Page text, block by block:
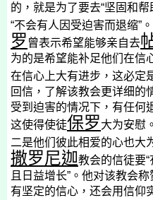
的，就是为了要去“坚固和
“不会有人因受迫害而退缩”
罗 曾表示希望能够亲自去
为的是希望能补足他们在信
在信心上大有进步，这必定
回信，了解该教会更详细的
受到迫害的情况下，有任何
这使得使徒保罗大为安慰。
二是他们彼此相爱的心也大
撒罗尼迦教会的信徒要
且日益增长”。他对该教会
有坚定的信心，还会用信仰